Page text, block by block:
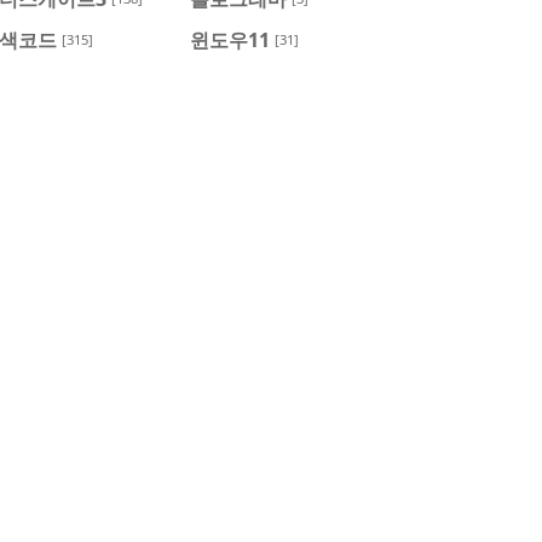
코드 [315] 윈도우11 [31]